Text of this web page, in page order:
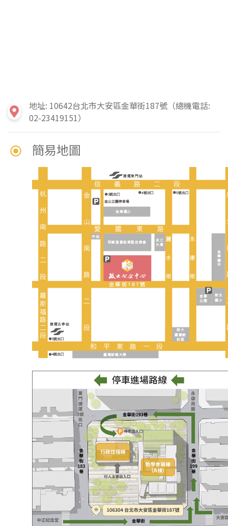
地址: 10642台北市大安區金華街187號（總機電話:
02-23419151）
簡易地圖